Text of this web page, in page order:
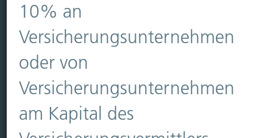
Kauf Grundstück
Baufertigstellung/Hauskauf
Einzug/Vermietung
Schaden
Hubert Brück KG| Inhaber: Dipl. Ökonom Johannes
10% an
Versicherungsunternehmen
oder von
Versicherungsunternehmen
am Kapital des